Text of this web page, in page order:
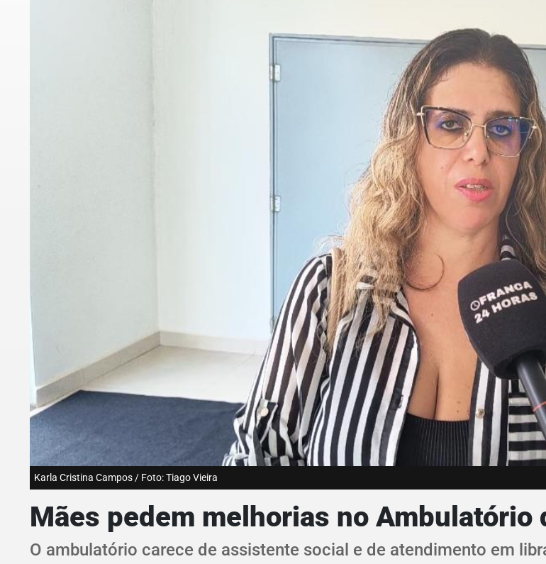
Karla Cristina Campos / Foto: Tiago Vieira
Mães pedem melhorias no Ambulatório
O ambulatório carece de assistente social e de atendimento em